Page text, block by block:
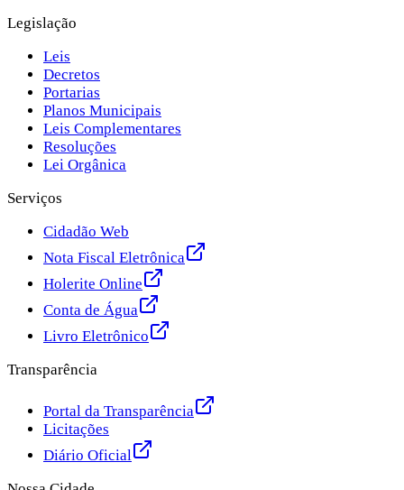
Legislação
Leis
Decretos
Portarias
Planos Municipais
Leis Complementares
Resoluções
Lei Orgânica
Serviços
Cidadão Web
Nota Fiscal Eletrônica
Holerite Online
Conta de Água
Livro Eletrônico
Transparência
Portal da Transparência
Licitações
Diário Oficial